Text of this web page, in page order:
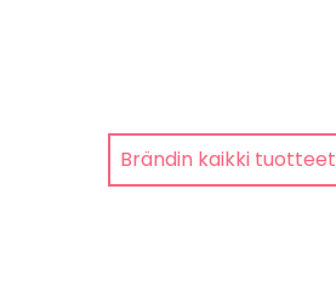
Brändin kaikki tuotteet